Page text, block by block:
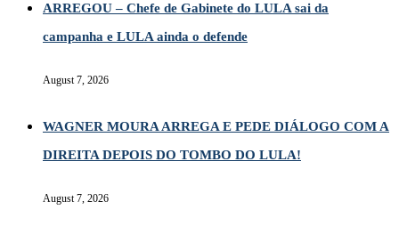
ARREGOU – Chefe de Gabinete do LULA sai da
campanha e LULA ainda o defende
August 7, 2026
WAGNER MOURA ARREGA E PEDE DIÁLOGO COM A
DIREITA DEPOIS DO TOMBO DO LULA!
August 7, 2026